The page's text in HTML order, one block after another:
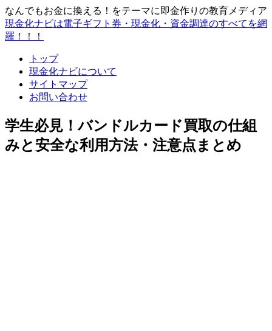
なんでもお金に換える！をテーマに即金作りの教育メディア
現金化ナビは電子ギフト券・現金化・資金調達のすべてを網
羅！！！
トップ
現金化ナビについて
サイトマップ
お問い合わせ
学生必見！バンドルカード買取の仕組
みと安全な利用方法・注意点まとめ